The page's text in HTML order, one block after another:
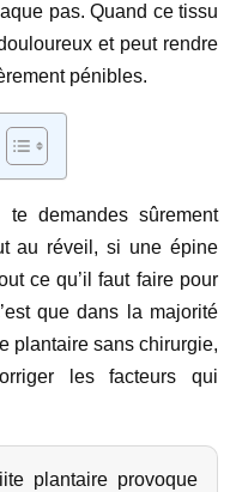
pas. Quand ce tissu
et peut rendre
pénibles.
demandes sûrement
au réveil, si une épine
ce qu’il faut faire pour
que dans la majorité
plantaire sans chirurgie,
les facteurs qui
plantaire provoque